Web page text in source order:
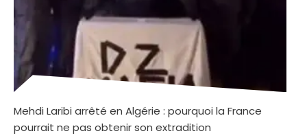
Mehdi Laribi arrêté en Algérie : pourquoi la France
pourrait ne pas obtenir son extradition